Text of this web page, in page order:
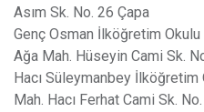
Asım Sk. No. 26 Çapa
Genç Osman İlköğretim
Ağa Mah. Hüseyin Cami Sk.
Hacı Süleymanbey
Mah. Hacı Ferhat Cami Sk.